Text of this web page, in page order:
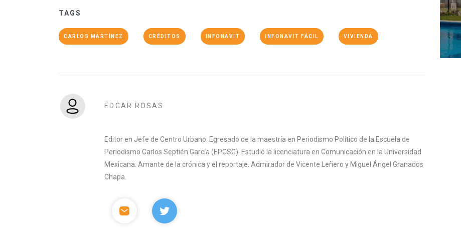
TAGS
CARLOS MARTÍNEZ CRÉDITOS INFONAVIT INFONAVIT FÁCIL VIVIENDA
EDGAR ROSAS
Editor en Jefe de Centro Urbano. Egresado de la maestría en Periodismo Político de la Escuela de
Periodismo Carlos Septién García (EPCSG). Estudió la licenciatura en Comunicación en la Universidad
Mexicana. Amante de la crónica y el reportaje. Admirador de Vicente Leñero y Miguel Ángel Granados
Chapa.